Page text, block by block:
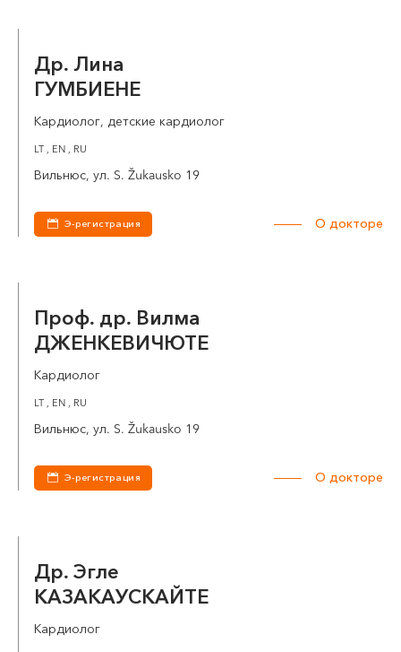
Др. Лина
ГУМБИЕНЕ
Кардиолог, детские кардиолог
LT , EN , RU
Вильнюс, ул. S. Žukausko 19
Э-регистрация О докторе
Проф. др. Вилма
ДЖЕНКЕВИЧЮТЕ
Кардиолог
LT , EN , RU
Вильнюс, ул. S. Žukausko 19
Э-регистрация О докторе
Др. Эгле
КАЗАКАУСКАЙТЕ
Кардиолог